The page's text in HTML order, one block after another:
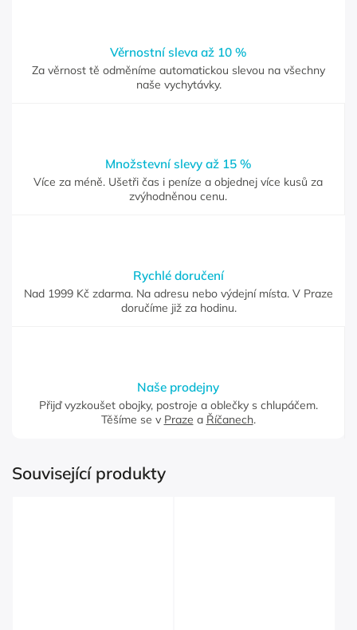
Věrnostní sleva až 10 %
Za věrnost tě odměníme automatickou slevou na všechny
naše vychytávky.
Množstevní slevy až 15 %
Více za méně. Ušetři čas i peníze a objednej více kusů za
zvýhodněnou cenu.
Rychlé doručení
Nad 1999 Kč zdarma. Na adresu nebo výdejní místa. V Praze
doručíme již za hodinu.
Naše prodejny
Přijď vyzkoušet obojky, postroje a oblečky s chlupáčem.
Těšíme se v Praze a Říčanech.
Související produkty